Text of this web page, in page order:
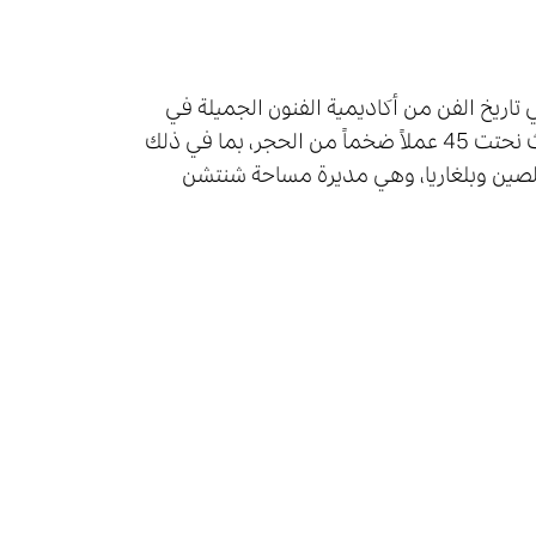
في تاريخ الفن من أكاديمية الفنون الجميلة في
صوفيا. كما شاركت بيتروفا في 68 حدثاً عالمياً للنحت في 28 دولة، حيث نحتت 45 عملاً ضخماً من الحجر، بما في ذلك
وبلغاريا، وهي مديرة مساحة شنتشن